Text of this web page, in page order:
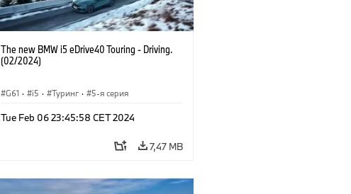
The new BMW i5 eDrive40 Touring - Driving.
(02/2024)
G61 · i5 · Туринг · 5-я серия
Tue Feb 06 23:45:58 CET 2024
7,47 MB